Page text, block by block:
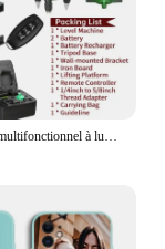
Niveau laser multifonctionnel à lumière verte 12/16 lignes 3 °/4D, machine à nivellement automatique, batterie au lithium, outil de descente, autocollant mural au sol niveau laser laser puissant laser niveaux tools